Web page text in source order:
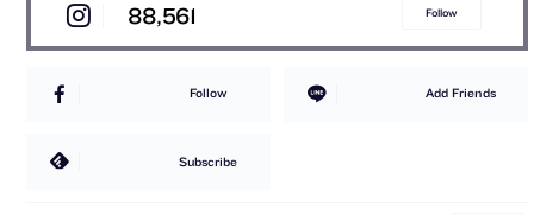
88,561 Follow
Follow Add Friends
Subscribe